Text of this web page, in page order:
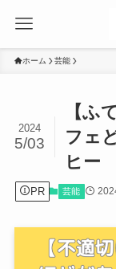
ホーム 芸能
【ふ
フェ
ヒー
2024
5/03
PR 芸能